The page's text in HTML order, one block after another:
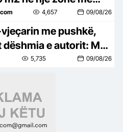
3-4 mijë euro m2,
blerësi i vilës së
4,657 09/08/26
me pushkë,
dëshmia e autorit: Më
dashurën
5,735 09/08/26